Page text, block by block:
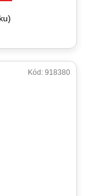
Kód: 918380